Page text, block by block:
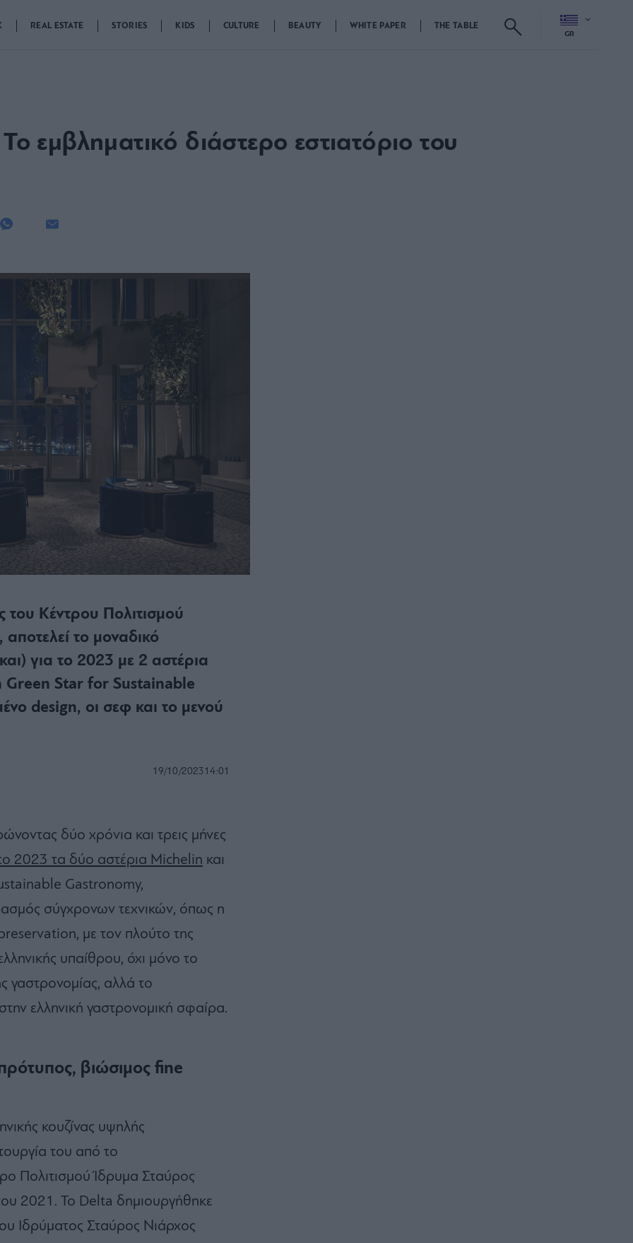
REAL ESTATE STORIES KIDS CULTURE BEAUTY WHITE PAPER THE TABLE
GR
εμβληματικό διάστερο εστιατόριο του
του Κέντρου Πολιτισμού
το μοναδικό
για το 2023 με 2 αστέρια
Green Star for Sustainable
design, οι σεφ και το μενού
19/10/202314:01
δύο χρόνια και τρεις μήνες
το 2023 τα δύο αστέρια Michelin και
Gastronomy,
σύγχρονων τεχνικών, όπως η
με τον πλούτο της
υπαίθρου, όχι μόνο το
γαστρονομίας, αλλά το
ελληνική γαστρονομική σφαίρα.
βιώσιμος fine
κουζίνας υψηλής
του από το
Πολιτισμού Ίδρυμα Σταύρος
2021. Το Delta δημιουργήθηκε
Ιδρύματος Σταύρος Νιάρχος